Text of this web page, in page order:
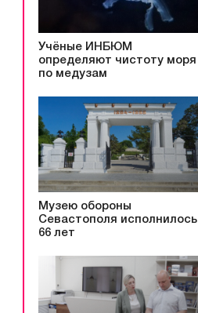
Учёные ИНБЮМ
определяют чистоту моря
по медузам
Музею обороны
Севастополя исполнилось
66 лет